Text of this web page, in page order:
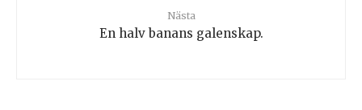
Nästa
En halv banans galenskap.